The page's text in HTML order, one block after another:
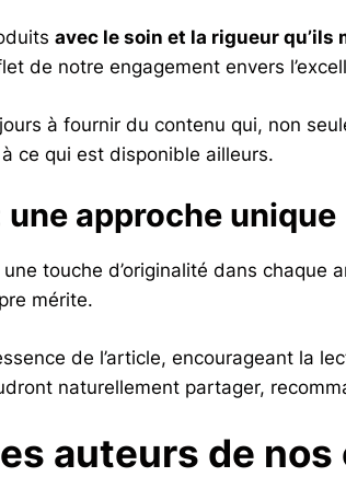
avec le soin et la rigueur qu’ils
de notre engagement envers
à fournir du contenu qui, non
ce qui est disponible ailleurs.
approche unique
touche d’originalité dans
mérite.
de l’article, encourageant la
naturellement partager,
auteurs de nos